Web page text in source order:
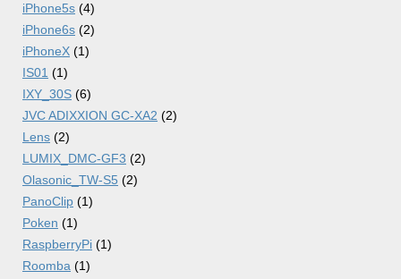
iPhone5s (4)
iPhone6s (2)
iPhoneX (1)
IS01 (1)
IXY_30S (6)
JVC ADIXXION GC-XA2 (2)
Lens (2)
LUMIX_DMC-GF3 (2)
Olasonic_TW-S5 (2)
PanoClip (1)
Poken (1)
RaspberryPi (1)
Roomba (1)